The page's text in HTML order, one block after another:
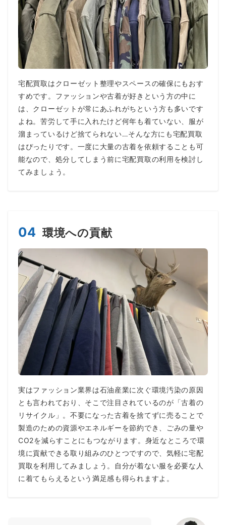
宅配買取はクローゼット整理やスペースの確保にもおす
すめです。ファッションや古着が好きという方の中に
は、クローゼットが常にあふれがちという方も多いです
よね。苦労して手に入れたけど何年も着ていない、服が
溜まっているけど捨てられない…そんな方にも宅配買取
はぴったりです。一度に大量の古着を依頼することも可
能なので、処分してしまう前に宅配買取の利用を検討し
てみましょう。
04 環境への貢献
実はファッション業界は石油産業に次ぐ環境汚染の原因
とも言われており、そこで注目されているのが「古着の
リサイクル」。不要になった古着を捨てずに売ることで
製造のための資源やエネルギーを節約でき、ごみの量や
CO2を減らすことにもつながります。身近なところで環
境に貢献できる取り組みのひとつですので、気軽に宅配
買取を利用してみましょう。自分が着ない服を必要な人
に着てもらえるという満足感も得られますよ。